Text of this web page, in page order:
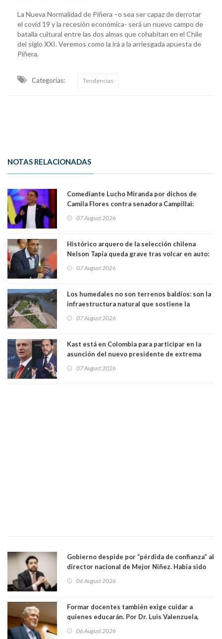
La Nueva Normalidad de Piñera –o sea ser capaz de derrotar
el covid 19 y la recesión económica- será un nuevo campo de
batalla cultural entre las dos almas que cohabitan en el Chile
del siglo XXI. Veremos como la irá a la arriesgada apuesta de
Piñera.
Categorias: Tendencias
NOTAS RELACIONADAS
Comediante Lucho Miranda por dichos de
Camila Flores contra senadora Campillai:
forma de quitar dignidad"
07 August 2026
Histórico arquero de la selección chilena
Nelson Tapia queda grave tras volcar en auto:
07 August 2026
Los humedales no son terrenos baldíos: son la
infraestructura natural que sostiene la
07 August 2026
Kast está en Colombia para participar en la
asunción del nuevo presidente de extrema
07 August 2026
Gobierno despide por “pérdida de confianza” al
director nacional de Mejor Niñez. Había sido
06 August 2026
Formar docentes también exige cuidar a
quienes educarán. Por Dr. Luis Valenzuela,
Académicos U. Católica Silva Henríquez
06 August 2026